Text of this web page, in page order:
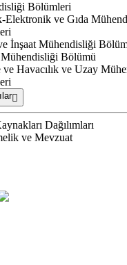
Bölümleri
Elektronik ve Gıda
İnşaat Mühendisliği
Bölümü
Havacılık ve Uzay
Dağılımları
ve Mevzuat